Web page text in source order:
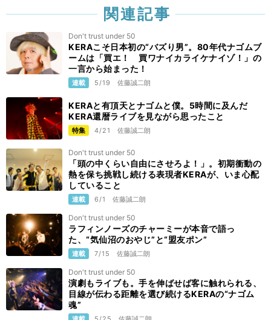
関連記事
Don't trust under 50
KERAこそ日本初の“バズり男”。80年代ナゴムブ
ームは「買エ！ 買ワナイカライケナイゾ！」の
一言から始まった！
連載 5/19 佐藤誠二朗
KERAと有頂天とナゴムと僕。5時間に及んだ
KERA還暦ライブを見ながら思ったこと
特集 4/21 佐藤誠二朗
Don't trust under 50
「頭の中くらい自由にさせろよ！」。初期衝動の
熱を保ち挑戦し続ける表現者KERAが、いま心配
していること
連載 6/1 佐藤誠二朗
Don't trust under 50
ラフィンノーズのチャーミーが本音で語っ
た、“気仙沼のおやじ”と“盟友ポン”
連載 7/15 佐藤誠二朗
Don't trust under 50
演劇もライブも。手を伸ばせば客に触れられる、
目線が伝わる距離を選び続けるKERAの“ナゴム
魂”